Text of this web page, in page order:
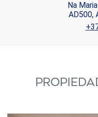
Na
AD500,